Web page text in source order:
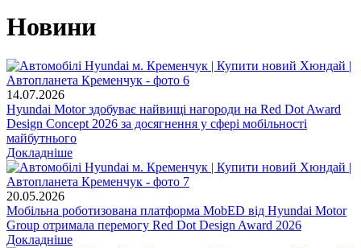
Новини
14.07.2026
Hyundai Motor здобуває найвищі нагороди на Red Dot Award
Design Concept 2026 за досягнення у сфері мобільності
майбутнього
Докладніше
20.05.2026
Мобільна роботизована платформа MobED від Hyundai Motor
Group отримала перемогу Red Dot Design Award 2026
Докладніше